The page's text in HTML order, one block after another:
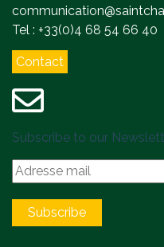
Tel : +33(0)4 68 54 66 40
Contact
Subscribe to our
Subscribe